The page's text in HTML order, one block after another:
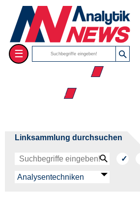
☰
☰ Analysentechniken
☰ Mikrofluidik
Linksammlung durchsuchen